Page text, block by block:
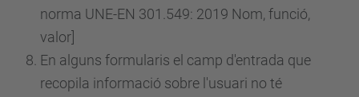
norma UNE-EN 301.549: 2019 Nom, funció,
valor]
En alguns formularis el camp d'entrada que
recopila informació sobre l'usuari no té